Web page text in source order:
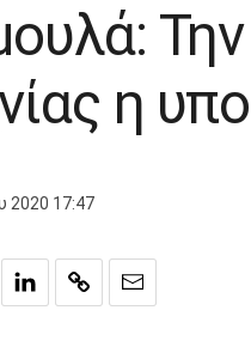
η
2020 17:47